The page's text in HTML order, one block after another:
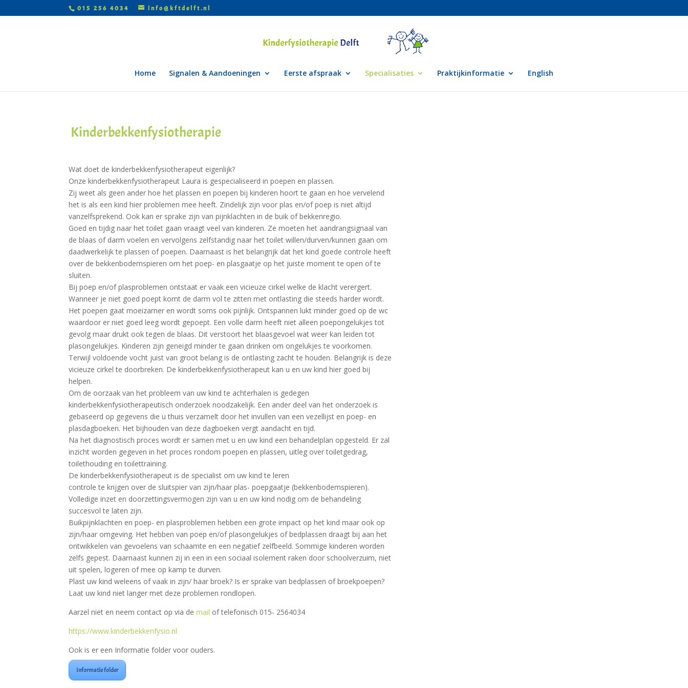
015 256 4034 info@kftdelft.nl
Home Signalen & Aandoeningen Eerste afspraak Specialisaties Praktijkinformatie English
Kinderbekkenfysiotherapie
Wat doet de kinderbekkenfysiotherapeut eigenlijk?
Onze kinderbekkenfysiotherapeut Laura is gespecialiseerd in poepen en plassen.
Zij weet als geen ander hoe het plassen en poepen bij kinderen hoort te gaan en hoe vervelend
het is als een kind hier problemen mee heeft. Zindelijk zijn voor plas en/of poep is niet altijd
vanzelfsprekend. Ook kan er sprake zijn van pijnklachten in de buik of bekkenregio.
Goed en tijdig naar het toilet gaan vraagt veel van kinderen. Ze moeten het aandrangsignaal van
de blaas of darm voelen en vervolgens zelfstandig naar het toilet willen/durven/kunnen gaan om
daadwerkelijk te plassen of poepen. Daarnaast is het belangrijk dat het kind goede controle heeft
over de bekkenbodemspieren om het poep- en plasgaatje op het juiste moment te open of te
sluiten.
Bij poep en/of plasproblemen ontstaat er vaak een vicieuze cirkel welke de klacht verergert.
Wanneer je niet goed poept komt de darm vol te zitten met ontlasting die steeds harder wordt.
Het poepen gaat moeizamer en wordt soms ook pijnlijk. Ontspannen lukt minder goed op de wc
waardoor er niet goed leeg wordt gepoept. Een volle darm heeft niet alleen poepongelukjes tot
gevolg maar drukt ook tegen de blaas. Dit verstoort het blaasgevoel wat weer kan leiden tot
plasongelukjes. Kinderen zijn geneigd minder te gaan drinken om ongelukjes te voorkomen.
Terwijl voldoende vocht juist van groot belang is de ontlasting zacht te houden. Belangrijk is deze
vicieuze cirkel te doorbreken. De kinderbekkenfysiotherapeut kan u en uw kind hier goed bij
helpen.
Om de oorzaak van het probleem van uw kind te achterhalen is gedegen
kinderbekkenfysiotherapeutisch onderzoek noodzakelijk. Een ander deel van het onderzoek is
gebaseerd op gegevens die u thuis verzamelt door het invullen van een vezellijst en poep- en
plasdagboeken. Het bijhouden van deze dagboeken vergt aandacht en tijd.
Na het diagnostisch proces wordt er samen met u en uw kind een behandelplan opgesteld. Er zal
inzicht worden gegeven in het proces rondom poepen en plassen, uitleg over toiletgedrag,
toilethouding en toilettraining.
De kinderbekkenfysiotherapeut is de specialist om uw kind te leren
controle te krijgen over de sluitspier van zijn/haar plas- poepgaatje (bekkenbodemspieren).
Volledige inzet en doorzettingsvermogen zijn van u en uw kind nodig om de behandeling
succesvol te laten zijn.
Buikpijnklachten en poep- en plasproblemen hebben een grote impact op het kind maar ook op
zijn/haar omgeving. Het hebben van poep en/of plasongelukjes of bedplassen draagt bij aan het
ontwikkelen van gevoelens van schaamte en een negatief zelfbeeld. Sommige kinderen worden
zelfs gepest. Daarnaast kunnen zij in een in een sociaal isolement raken door schoolverzuim, niet
uit spelen, logeren of mee op kamp te durven.
Plast uw kind weleens of vaak in zijn/ haar broek? Is er sprake van bedplassen of broekpoepen?
Laat uw kind niet langer met deze problemen rondlopen.
Aarzel niet en neem contact op via de mail of telefonisch 015- 2564034
https://www.kinderbekkenfysio.nl
Ook is er een Informatie folder voor ouders.
Informatie folder